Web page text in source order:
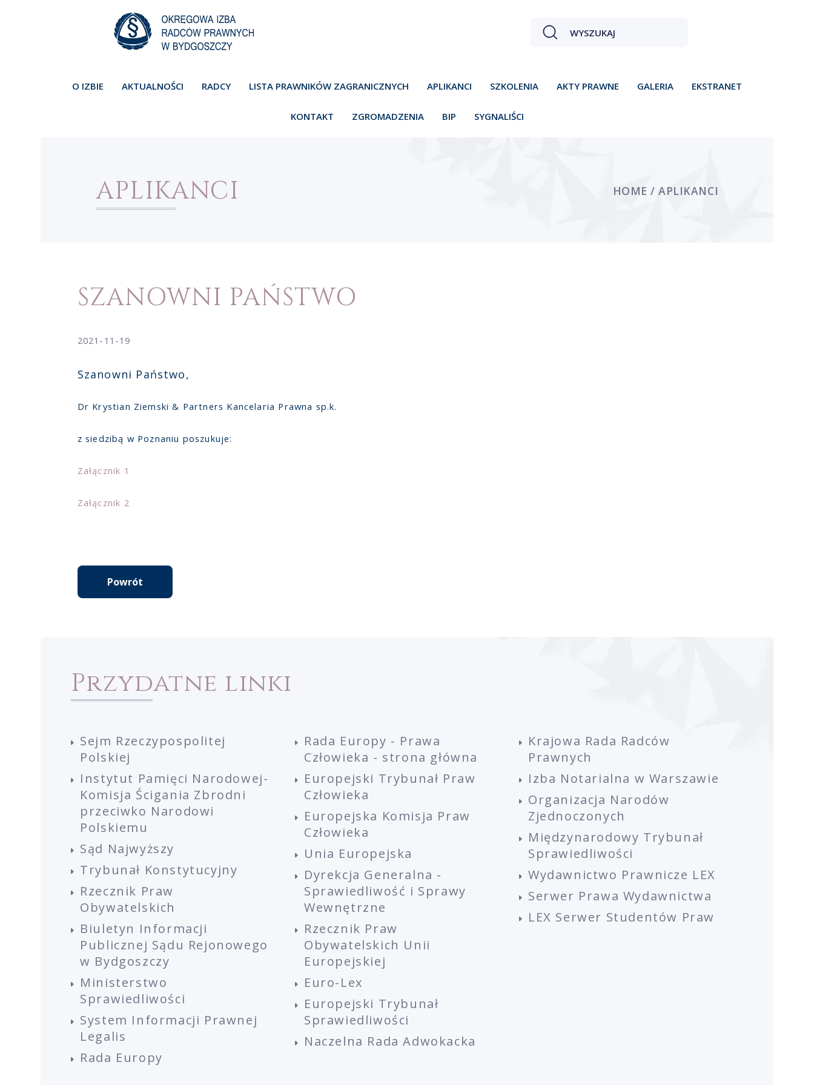
O IZBIE AKTUALNOŚCI RADCY LISTA PRAWNIKÓW ZAGRANICZNYCH APLIKANCI SZKOLENIA AKTY PRAWNE GALERIA EKSTRANET
KONTAKT ZGROMADZENIA BIP SYGNALIŚCI
APLIKANCI HOME / APLIKANCI
SZANOWNI PAŃSTWO
2021-11-19
Szanowni Państwo,
Dr Krystian Ziemski & Partners Kancelaria Prawna sp.k.
z siedzibą w Poznaniu poszukuje:
Załącznik 1
Załącznik 2
Powrót
Przydatne linki
Sejm Rzeczypospolitej
Polskiej
Instytut Pamięci Narodowej-
Komisja Ścigania Zbrodni
przeciwko Narodowi
Polskiemu
Sąd Najwyższy
Trybunał Konstytucyjny
Rzecznik Praw
Obywatelskich
Biuletyn Informacji
Publicznej Sądu Rejonowego
w Bydgoszczy
Ministerstwo
Sprawiedliwości
System Informacji Prawnej
Legalis
Rada Europy
Rada Europy - Prawa
Człowieka - strona główna
Europejski Trybunał Praw
Człowieka
Europejska Komisja Praw
Człowieka
Unia Europejska
Dyrekcja Generalna -
Sprawiedliwość i Sprawy
Wewnętrzne
Rzecznik Praw
Obywatelskich Unii
Europejskiej
Euro-Lex
Europejski Trybunał
Sprawiedliwości
Naczelna Rada Adwokacka
Krajowa Rada Radców
Prawnych
Izba Notarialna w Warszawie
Organizacja Narodów
Zjednoczonych
Międzynarodowy Trybunał
Sprawiedliwości
Wydawnictwo Prawnicze LEX
Serwer Prawa Wydawnictwa
LEX Serwer Studentów Praw